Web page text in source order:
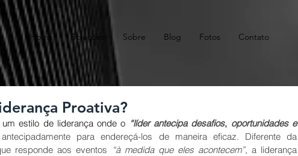
Home Soluções Sobre Blog Fotos Contato
Proativa?
estilo de liderança onde o “líder antecipa desafios, oportunidades e
responde aos eventos “à medida que eles acontecem”, a liderança